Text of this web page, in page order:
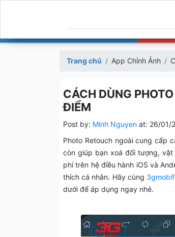
Trang chủ App Chỉnh Ảnh
CÁCH DÙNG
ĐIỂM
Post by: Minh Nguyen at: 26/01/
Photo Retouch ngoài cung cấp
còn giúp bạn xoá đối tượng,
phí trên hệ điều hành iOS và
thích cá nhân. Hãy cùng
dưới để áp dụng ngay nhé.